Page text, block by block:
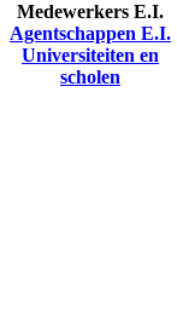
Medewerkers E.I.
Agentschappen E.I.
Universiteiten en
scholen